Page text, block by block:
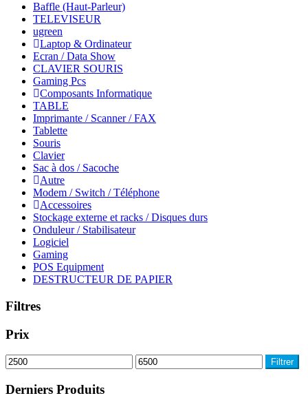
Baffle (Haut-Parleur)
TELEVISEUR
ugreen
Laptop & Ordinateur
Ecran / Data Show
CLAVIER SOURIS
Gaming Pcs
Composants Informatique
TABLE
Imprimante / Scanner / FAX
Tablette
Souris
Clavier
Sac à dos / Sacoche
Autre
Modem / Switch / Téléphone
Accessoires
Stockage externe et racks / Disques durs
Onduleur / Stabilisateur
Logiciel
Gaming
POS Equipment
DESTRUCTEUR DE PAPIER
Filtres
Prix
Prix
min
Prix
max
Filtrer
Derniers Produits